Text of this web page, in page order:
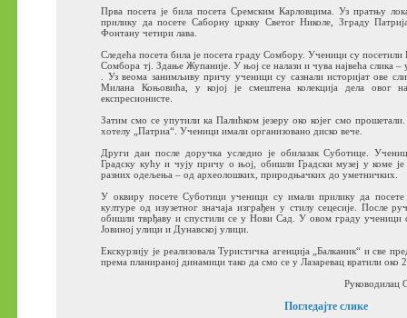
Прва посета је била посета Сремским Карловцима. Уз пратњу
прилику да посете Саборну цркву Светог Николе, Зграду
Фонтану четири лава.
Следећа посета била је посета граду Сомбору. Ученици су
Сомбора тј. Здање Жупаније. У њој се налази и чува највећа слика –
. Уз веома занимљиву причу ученици су сазнали историјат ове
Милана Коњовића, у којој је смештена колекција дела овог
експресионисте.
Затим смо се упутили ка Палићком језеру око којег смо
хотелу „Патриа“. Ученици имали организовано диско вече.
Други дан после доручка уследио је обилазак Суботице.
Градску кућу и чују причу о њој, обишли Градски музеј у коме
разних одељења – од археолошких, природњачких до уметничких.
У оквиру посете Суботици ученици су имали прилику да
културе од изузетног значаја изграђен у стилу сецесије. После
обишли тврђаву и спустили се у Нови Сад. У овом граду ученици
Јовиној улици и Дунавској улици.
Екскурзију је реализовала Туристичка агенција „Балканик“ и све
према планираној динамици тако да смо се у Лазаревац вратили око
Руководилац
Погледајте слике